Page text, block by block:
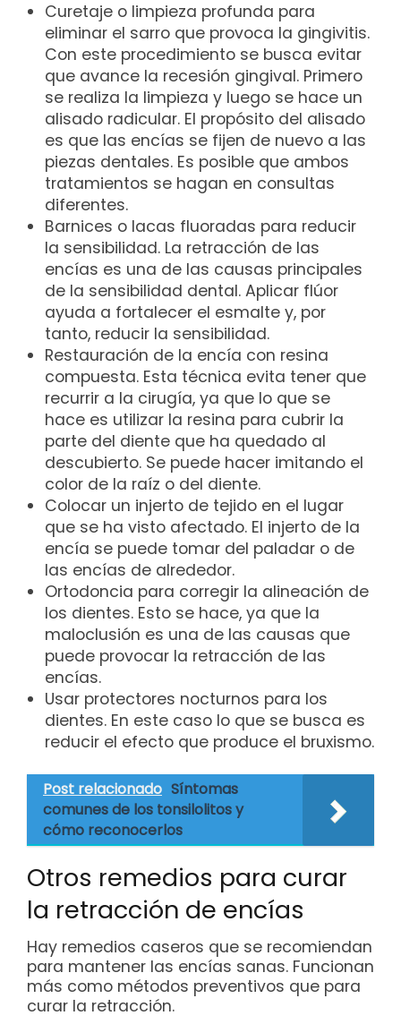
Curetaje o limpieza profunda para
eliminar el sarro que provoca la gingivitis.
Con este procedimiento se busca evitar
que avance la recesión gingival. Primero
se realiza la limpieza y luego se hace un
alisado radicular. El propósito del alisado
es que las encías se fijen de nuevo a las
piezas dentales. Es posible que ambos
tratamientos se hagan en consultas
diferentes.
Barnices o lacas fluoradas para reducir
la sensibilidad. La retracción de las
encías es una de las causas principales
de la sensibilidad dental. Aplicar flúor
ayuda a fortalecer el esmalte y, por
tanto, reducir la sensibilidad.
Restauración de la encía con resina
compuesta. Esta técnica evita tener que
recurrir a la cirugía, ya que lo que se
hace es utilizar la resina para cubrir la
parte del diente que ha quedado al
descubierto. Se puede hacer imitando el
color de la raíz o del diente.
Colocar un injerto de tejido en el lugar
que se ha visto afectado. El injerto de la
encía se puede tomar del paladar o de
las encías de alrededor.
Ortodoncia para corregir la alineación de
los dientes. Esto se hace, ya que la
maloclusión es una de las causas que
puede provocar la retracción de las
encías.
Usar protectores nocturnos para los
dientes. En este caso lo que se busca es
reducir el efecto que produce el bruxismo.
Post relacionado Síntomas
comunes de los tonsilolitos y
cómo reconocerlos
Otros remedios para curar
la retracción de encías
Hay remedios caseros que se recomiendan
para mantener las encías sanas. Funcionan
más como métodos preventivos que para
curar la retracción.